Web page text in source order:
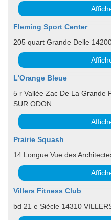
Fleming Sport Center
205 quart Grande Delle
L'Orange Bleue
5 r Vallée Zac De La Grande
SUR ODON
Prairie Squash
14 Longue Vue des
Villers Fitness Club
bd 21 e Siècle 14310